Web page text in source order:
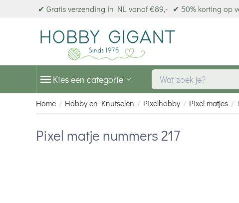
✔ Gratis verzending in NL vanaf €89,- ✔ 50% korting op
Kies een categorie
Home / Hobby en Knutselen / Pixelhobby / Pixel matjes /
Pixel matje nummers 217